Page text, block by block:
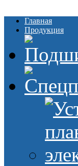
Главная
Продукция